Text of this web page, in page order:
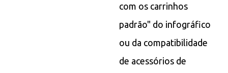
com os carrinhos
padrão" do infográfico
ou da compatibilidade
de acessórios de